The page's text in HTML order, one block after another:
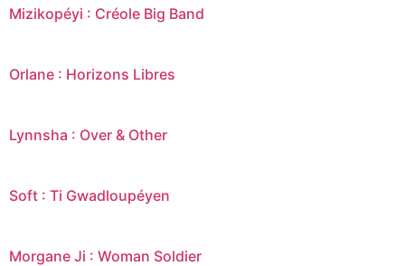
Mizikopéyi : Créole Big Band
Orlane : Horizons Libres
Lynnsha : Over & Other
Soft : Ti Gwadloupéyen
Morgane Ji : Woman Soldier